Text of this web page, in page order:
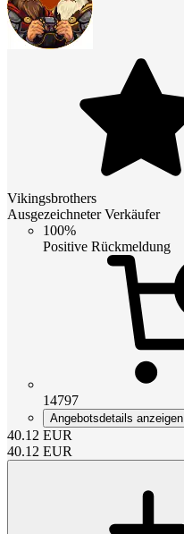
Vikingsbrothers
Ausgezeichneter Verkäufer
100%
Positive Rückmeldung
14797
Angebotsdetails anzeigen
40.12 EUR
40.12 EUR